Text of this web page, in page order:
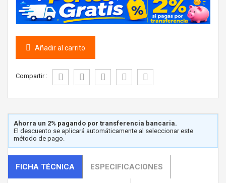
Añadir al carrito
Compartir :
Ahorra un 2% pagando por transferencia bancaria.
El descuento se aplicará automáticamente al seleccionar este
método de pago.
FICHA TÉCNICA ESPECIFICACIONES